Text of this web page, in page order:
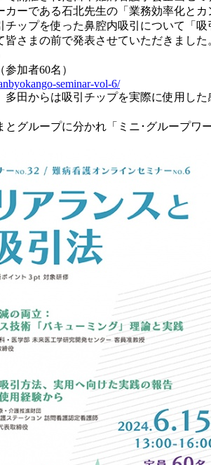
カーである石北先生の「業務効率化と
チップを使った鼻腔内吸引について「
さまの前で発表させていただきました
加者60名）
seminar-vol-6/
多田からは吸引チップを実際に使用し
グループに分かれ「ミニ･グループ